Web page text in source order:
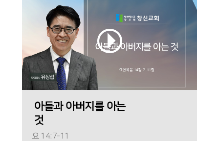
아들과 아버지를 아는
것
요 14:7-11